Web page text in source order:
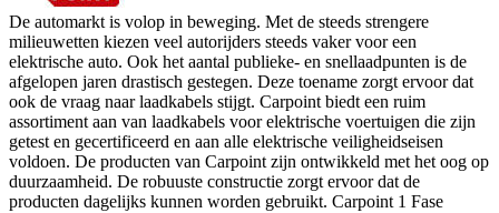
De automarkt is volop in beweging. Met de steeds strengere
milieuwetten kiezen veel autorijders steeds vaker voor een
elektrische auto. Ook het aantal publieke- en snellaadpunten is de
afgelopen jaren drastisch gestegen. Deze toename zorgt ervoor dat
ook de vraag naar laadkabels stijgt. Carpoint biedt een ruim
assortiment aan van laadkabels voor elektrische voertuigen die zijn
getest en gecertificeerd en aan alle elektrische veiligheidseisen
voldoen. De producten van Carpoint zijn ontwikkeld met het oog op
duurzaamheid. De robuuste constructie zorgt ervoor dat de
producten dagelijks kunnen worden gebruikt. Carpoint 1 Fase